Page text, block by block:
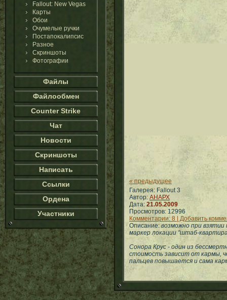
Fallout: New Vegas
Карты
Обои
Очумелые ручки
Постапокалипсис
Разное
Скриншоты
Фотографии
Файлы
Файлообмен
Counter Strike
Чат
Новости
Скриншоты
Написать
Ссылки
Ордена
Участники
« предыдущее
Галерея: Fallout 3
Автор: АНАРХ
Дата: 21.05.2009
Просмотров: 12996
Комментарии: 8 | Добавить
Описание: возможно при взятии
маркер локации "штаб-
Сонора Крус - один из
стоимость зависит от кармы,
пальцев повышается и сама